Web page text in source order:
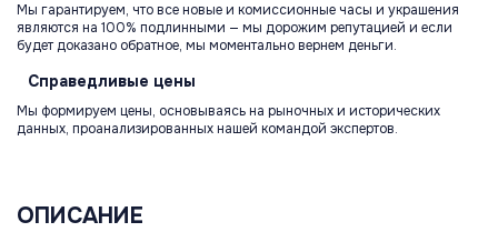
Мы гарантируем, что все новые и комиссионные часы и украшения
являются на 100% подлинными — мы дорожим репутацией и если
будет доказано обратное, мы моментально вернем деньги.
Справедливые цены
Мы формируем цены, основываясь на рыночных и исторических
данных, проанализированных нашей командой экспертов.
ОПИСАНИЕ